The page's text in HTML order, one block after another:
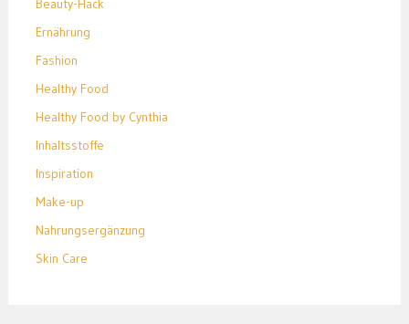
Beauty-Hack
Ernährung
Fashion
Healthy Food
Healthy Food by Cynthia
Inhaltsstoffe
Inspiration
Make-up
Nahrungsergänzung
Skin Care